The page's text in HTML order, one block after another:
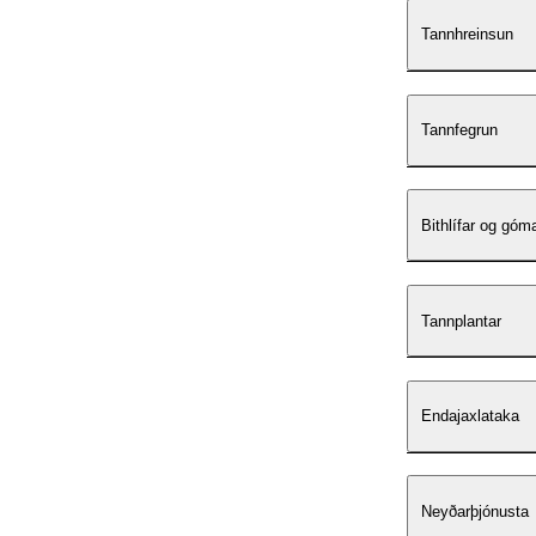
Tannhreinsun
Tannfegrun
Bithlífar og
Tannplantar
Endajaxlataka
Neyðarþjónusta